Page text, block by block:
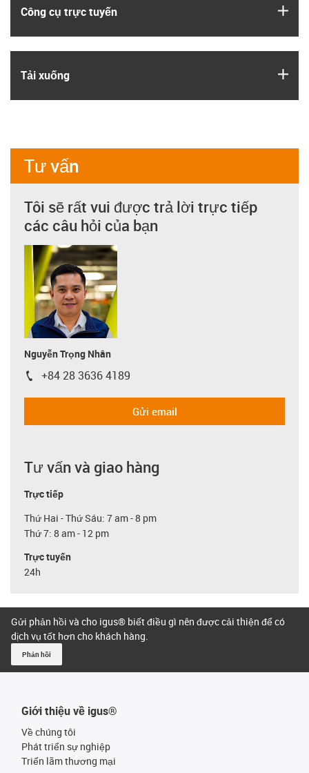
Công cụ trực tuyến
Tải xuống
Tư vấn
Tôi sẽ rất vui được trả lời trực tiếp
các câu hỏi của bạn
Nguyễn Trọng Nhân
igus-icon-phone
+84 28 3636 4189
Gửi email
Tư vấn và giao hàng
Trực tiếp
Thứ Hai - Thứ Sáu: 7 am - 8 pm
Thứ 7: 8 am - 12 pm
Trực tuyến
24h
Gửi phản hồi và cho igus® biết điều gì nên được cải thiện để có
dịch vụ tốt hơn cho khách hàng.
Phản hồi
Giới thiệu về igus®
Về chúng tôi
Phát triển sự nghiệp
Triển lãm thương mại